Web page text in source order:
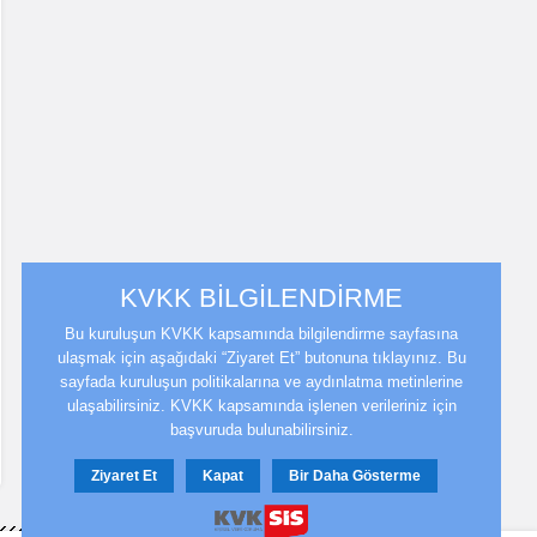
KVKK BİLGİLENDİRME
Bu kuruluşun KVKK kapsamında bilgilendirme sayfasına
ulaşmak için aşağıdaki “Ziyaret Et” butonuna tıklayınız. Bu
sayfada kuruluşun politikalarına ve aydınlatma metinlerine
ulaşabilirsiniz. KVKK kapsamında işlenen verileriniz için
başvuruda bulunabilirsiniz.
Ziyaret Et Kapat Bir Daha Gösterme